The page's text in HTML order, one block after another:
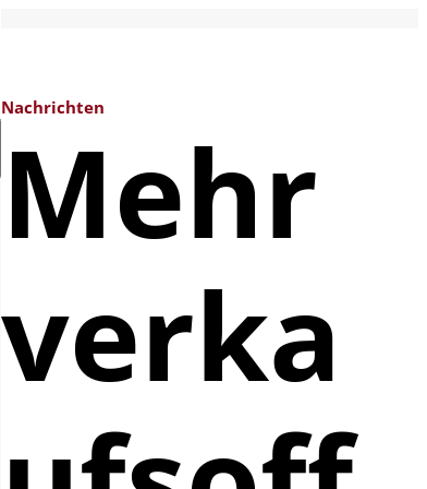
Nachrichten
Mehr
verka